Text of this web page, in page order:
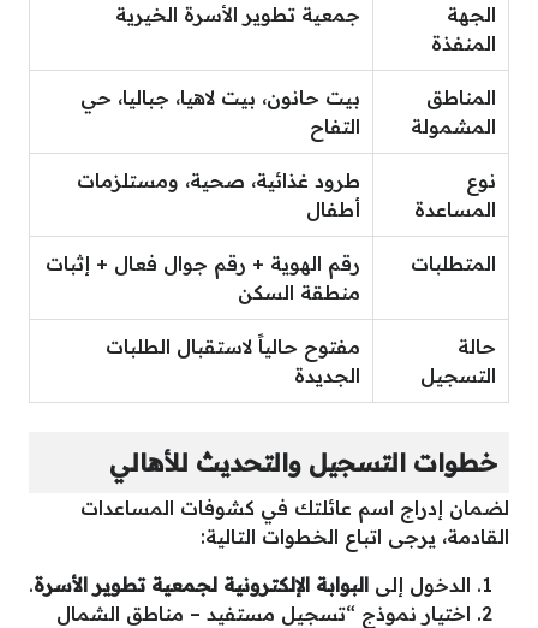
الجهة
المنفذة
جمعية تطوير الأسرة الخيرية
المناطق
المشمولة
بيت حانون، بيت لاهيا، جباليا، حي
التفاح
نوع
المساعدة
طرود غذائية، صحية، ومستلزمات
أطفال
المتطلبات
رقم الهوية + رقم جوال فعال + إثبات
منطقة السكن
حالة
التسجيل
مفتوح حالياً لاستقبال الطلبات
الجديدة
خطوات التسجيل والتحديث للأهالي
لضمان إدراج اسم عائلتك في كشوفات المساعدات
القادمة، يرجى اتباع الخطوات التالية:
الدخول إلى البوابة الإلكترونية لجمعية تطوير الأسرة.
اختيار نموذج “تسجيل مستفيد – مناطق الشمال